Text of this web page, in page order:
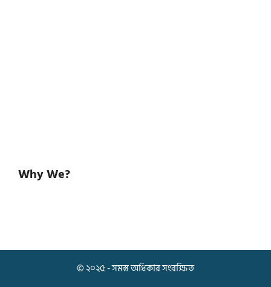
Why We?
© ২০২৫ - সমস্ত অধিকার সংরক্ষিত